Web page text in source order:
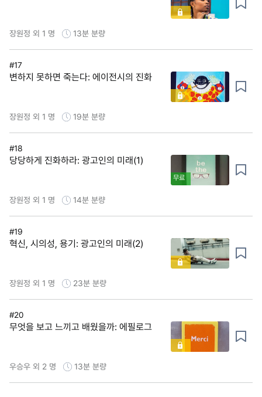
장원정 외 1 명 13분 분량
#17
변하지 못하면 죽는다: 에이전시의 진화
장원정 외 1 명 19분 분량
#18
당당하게 진화하라: 광고인의 미래(1)
무료
장원정 외 1 명 14분 분량
#19
혁신, 시의성, 용기: 광고인의 미래(2)
장원정 외 1 명 23분 분량
#20
무엇을 보고 느끼고 배웠을까: 에필로그
우승우 외 2 명 13분 분량